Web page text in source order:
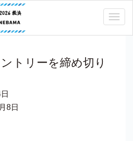
トリーを締め切り
8日